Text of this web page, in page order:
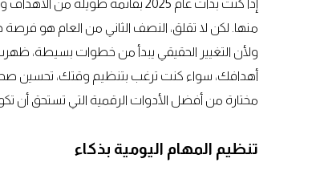
إذا كنت بدأت عام 2025 بقائمة
منها. لكن لا تقلق، النصف الثاني من العام هو
ولأن التغيير الحقيقي يبدأ من خطوات بسيطة،
أهدافك، سواء كنت ترغب بتنظيم وقتك، تحسين
مختارة من أفضل الأدوات الرقمية التي تستحق
تنظيم المهام اليومية بذكاء